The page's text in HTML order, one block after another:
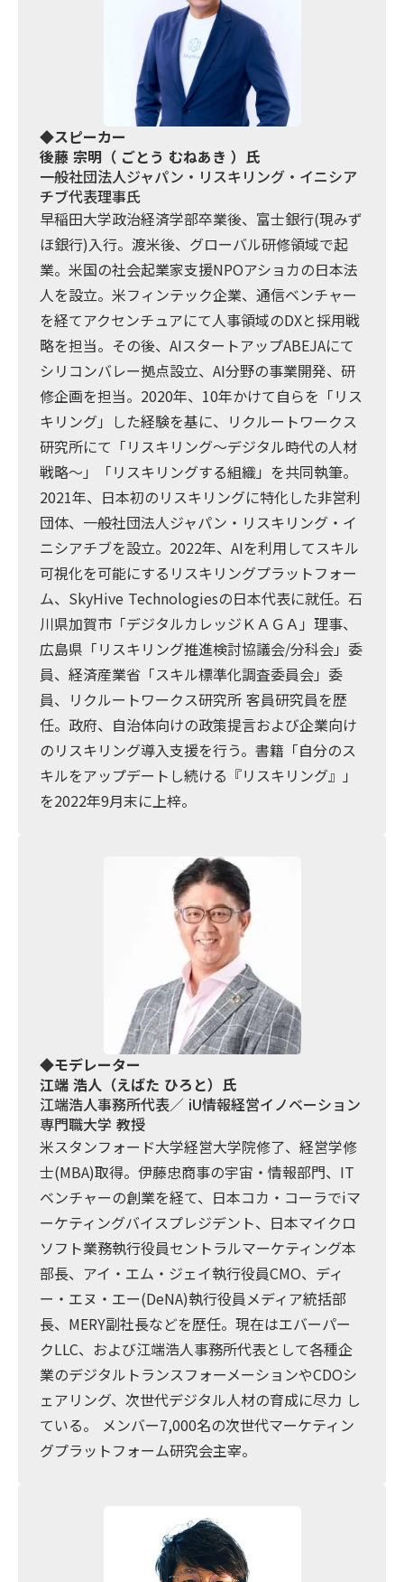
◆スピーカー
後藤 宗明（ ごとう むねあき ）氏
一般社団法人ジャパン・リスキリング・イニシア
チブ代表理事氏
早稲田大学政治経済学部卒業後、富士銀行(現みず
ほ銀行)入行。渡米後、グローバル研修領域で起
業。米国の社会起業家支援NPOアショカの日本法
人を設立。米フィンテック企業、通信ベンチャー
を経てアクセンチュアにて人事領域のDXと採用戦
略を担当。その後、AIスタートアップABEJAにて
シリコンバレー拠点設立、AI分野の事業開発、研
修企画を担当。2020年、10年かけて自らを「リス
キリング」した経験を基に、リクルートワークス
研究所にて「リスキリング～デジタル時代の人材
戦略～」「リスキリングする組織」を共同執筆。
2021年、日本初のリスキリングに特化した非営利
団体、一般社団法人ジャパン・リスキリング・イ
ニシアチブを設立。2022年、AIを利用してスキル
可視化を可能にするリスキリングプラットフォー
ム、SkyHive Technologiesの日本代表に就任。石
川県加賀市「デジタルカレッジＫＡＧＡ」理事、
広島県「リスキリング推進検討協議会/分科会」委
員、経済産業省「スキル標準化調査委員会」委
員、リクルートワークス研究所 客員研究員を歴
任。政府、自治体向けの政策提言および企業向け
のリスキリング導入支援を行う。書籍「自分のス
キルをアップデートし続ける『リスキリング』」
を2022年9月末に上梓。
◆モデレーター
江端 浩人（えばた ひろと）氏
江端浩人事務所代表／ iU情報経営イノベーション
専門職大学 教授
米スタンフォード大学経営大学院修了、経営学修
士(MBA)取得。伊藤忠商事の宇宙・情報部門、IT
ベンチャーの創業を経て、日本コカ・コーラでiマ
ーケティングバイスプレジデント、日本マイクロ
ソフト業務執行役員セントラルマーケティング本
部長、アイ・エム・ジェイ執行役員CMO、ディ
ー・エヌ・エー(DeNA)執行役員メディア統括部
長、MERY副社長などを歴任。現在はエバーパー
クLLC、および江端浩人事務所代表として各種企
業のデジタルトランスフォーメーションやCDOシ
ェアリング、次世代デジタル人材の育成に尽力 し
ている。 メンバー7,000名の次世代マーケティン
グプラットフォーム研究会主宰。